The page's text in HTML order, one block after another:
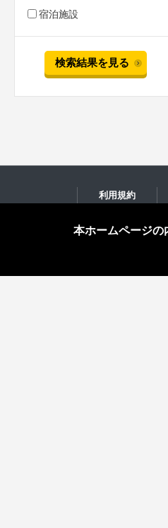
宿泊施設
検索結果を見る
利用規約
本ホームページの